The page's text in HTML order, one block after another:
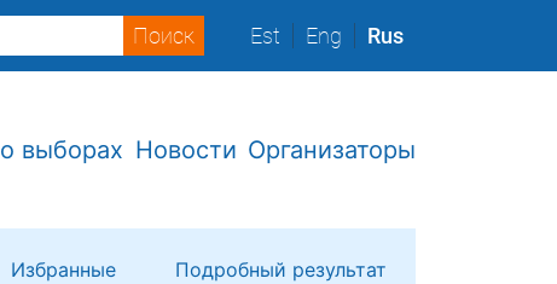
Est Eng Rus
выборах Новости Организаторы
Избранные
Подробный результат